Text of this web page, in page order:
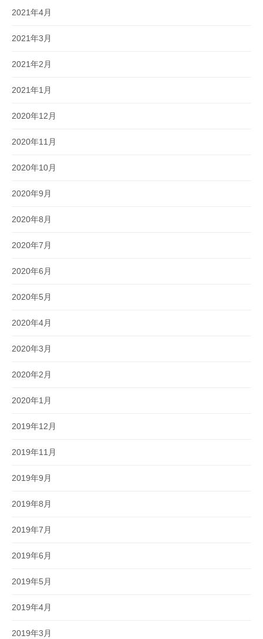
2021年4月
2021年3月
2021年2月
2021年1月
2020年12月
2020年11月
2020年10月
2020年9月
2020年8月
2020年7月
2020年6月
2020年5月
2020年4月
2020年3月
2020年2月
2020年1月
2019年12月
2019年11月
2019年9月
2019年8月
2019年7月
2019年6月
2019年5月
2019年4月
2019年3月